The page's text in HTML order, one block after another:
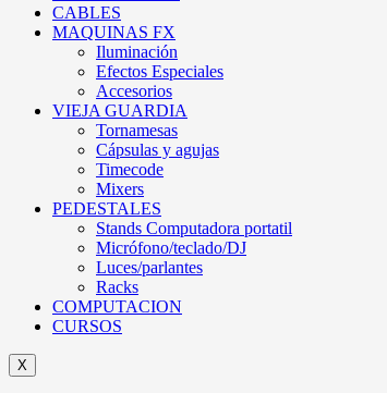
CABLES
MAQUINAS FX
Iluminación
Efectos Especiales
Accesorios
VIEJA GUARDIA
Tornamesas
Cápsulas y agujas
Timecode
Mixers
PEDESTALES
Stands Computadora portatil
Micrófono/teclado/DJ
Luces/parlantes
Racks
COMPUTACION
CURSOS
X